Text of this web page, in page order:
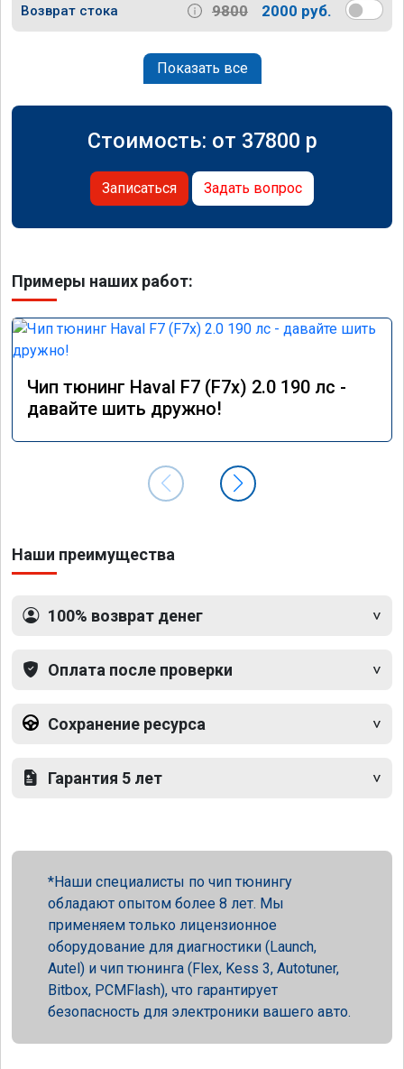
Возврат стока 9800 2000 руб.
Показать все
Стоимость: от 37800 p
Записаться Задать вопрос
Примеры наших работ:
Чип тюнинг Haval F7 (F7x) 2.0 190 лс -
давайте шить дружно!
Наши преимущества
100% возврат денег
Оплата после проверки
Сохранение ресурса
Гарантия 5 лет
Наши специалисты по чип тюнингу
обладают опытом более 8 лет. Мы
применяем только лицензионное
оборудование для диагностики (Launch,
Autel) и чип тюнинга (Flex, Kess 3, Autotuner,
Bitbox, PCMFlash), что гарантирует
безопасность для электроники вашего авто.